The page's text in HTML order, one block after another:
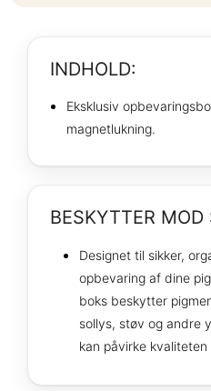
INDHOLD:
Eksklusiv
magnetlukning.
BESKYTTER MOD
Designet til sikker,
opbevaring af dine
boks beskytter
sollys, støv og andre
kan påvirke kvaliteten